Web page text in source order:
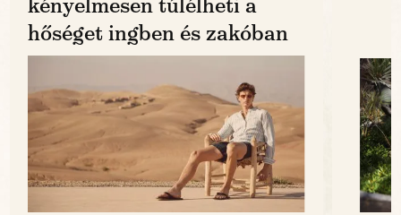
hőséget ingben és zakóban